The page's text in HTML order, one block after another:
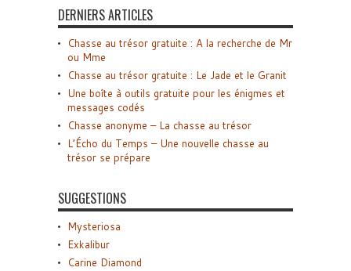
DERNIERS ARTICLES
Chasse au trésor gratuite : A la recherche de Mr
ou Mme
Chasse au trésor gratuite : Le Jade et le Granit
Une boîte à outils gratuite pour les énigmes et
messages codés
Chasse anonyme – La chasse au trésor
L’Écho du Temps – Une nouvelle chasse au
trésor se prépare
SUGGESTIONS
Mysteriosa
Exkalibur
Carine Diamond